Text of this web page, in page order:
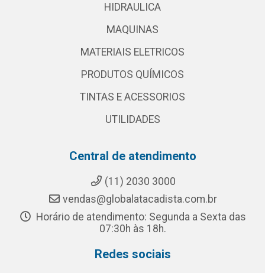
HIDRAULICA
MAQUINAS
MATERIAIS ELETRICOS
PRODUTOS QUÍMICOS
TINTAS E ACESSORIOS
UTILIDADES
Central de atendimento
(11) 2030 3000
vendas@globalatacadista.com.br
Horário de atendimento: Segunda a Sexta das
07:30h às 18h.
Redes sociais